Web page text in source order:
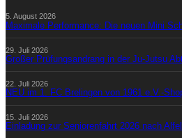
5. August 2026
Maximale Performance: Die neuen Mini
29. Juli 2026
Großer Prüfungsandrang in der Ju-Jutsu
22. Juli 2026
NEU im 1. FC Brelingen von 1961 e.V.-
15. Juli 2026
Einladung zur Seniorenfahrt 2026 nach